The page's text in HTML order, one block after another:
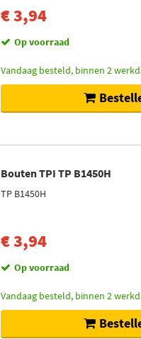
€ 3,94
Op voorraad
Vandaag besteld, binnen 2
Bouten TPI TP B1450H
TP B1450H
€ 3,94
Op voorraad
Vandaag besteld, binnen 2